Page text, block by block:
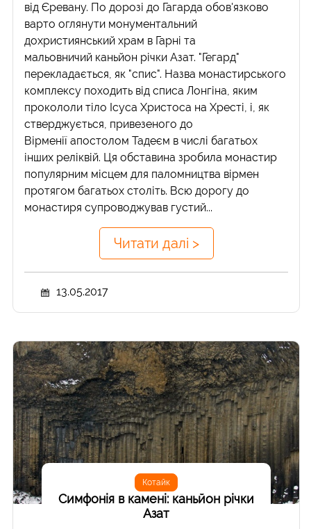
від Єревану. По дорозі до Гагарда обов'язково
варто оглянути монументальний
дохристиянський храм в Гарні та
мальовничий каньйон річки Азат. "Гегард"
перекладається, як "спис". Назва монастирського
комплексу походить від списа Лонгіна, яким
прокололи тіло Ісуса Христоса на Хресті, і, як
стверджується, привезеного до
Вірменії апостолом Тадеєм в числі багатьох
інших реліквій. Ця обставина зробила монастир
популярним місцем для паломництва вірмен
протягом багатьох століть. Всю дорогу до
монастиря супроводжував густий...
Читати далі >
13.05.2017
Котайк
Симфонія в камені: каньйон річки
Азат